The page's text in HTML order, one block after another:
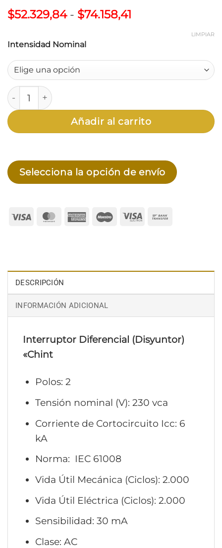
$52.329,84 - $74.158,41
$52.329,84
$74.158,41
Intensidad Nominal
LIMPIAR
Interruptor Diferencial (Disyuntor) Bipolar 30mA
Añadir al carrito
Selecciona la opción de envío
Visa MasterCardAmericanMaestroVisa
DESCRIPCIÓN
INFORMACIÓN ADICIONAL
Interruptor Diferencial (Disyuntor)
«Chint
Polos: 2
Tensión nominal (V): 230 vca
Corriente de Cortocircuito Icc: 6
kA
Norma: IEC 61008
Vida Útil Mecánica (Ciclos): 2.000
Vida Útil Eléctrica (Ciclos): 2.000
Sensibilidad: 30 mA
Clase: AC